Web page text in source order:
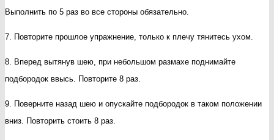
Выполнить по 5 раз во все стороны обязательно.
7. Повторите прошлое упражнение, только к плечу тянитесь ухом.
8. Вперед вытянув шею, при небольшом размахе поднимайте
подбородок ввысь. Повторите 8 раз.
9. Поверните назад шею и опускайте подбородок в таком положении
вниз. Повторить стоить 8 раз.